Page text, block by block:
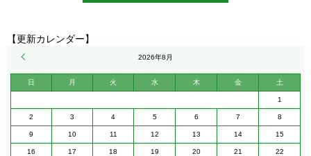
【更新カレンダー】
2026年8月
日 月 火 水 木 金 土
1
2 3 4 5 6 7 8
9 10 11 12 13 14 15
16 17 18 19 20 21 22